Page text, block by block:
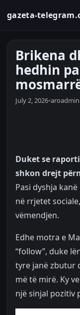
gazeta-
Brikena
hedhin
July 2, 2026•aroadmin
Duket se
shkon drejt
Pasi dyshja
në rrjetet
vëmendjen.
Edhe motra e
“follow”, duke
tyre janë zbutur
më të mirë. Ky
një sinjal pozitiv